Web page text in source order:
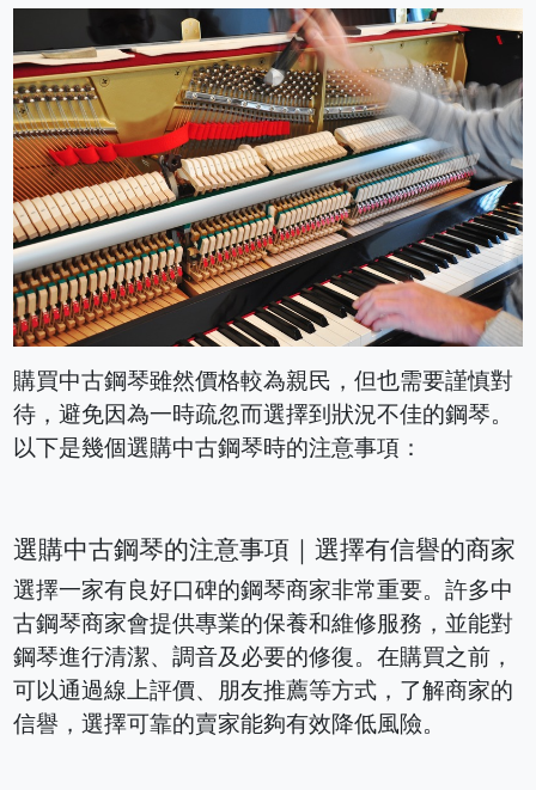
購買中古鋼琴雖然價格較為親民，但也需要謹慎對
待，避免因為一時疏忽而選擇到狀況不佳的鋼琴。
以下是幾個選購中古鋼琴時的注意事項：
選購中古鋼琴的注意事項｜選擇有信譽的商家
選擇一家有良好口碑的鋼琴商家非常重要。許多中
古鋼琴商家會提供專業的保養和維修服務，並能對
鋼琴進行清潔、調音及必要的修復。在購買之前，
可以通過線上評價、朋友推薦等方式，了解商家的
信譽，選擇可靠的賣家能夠有效降低風險。